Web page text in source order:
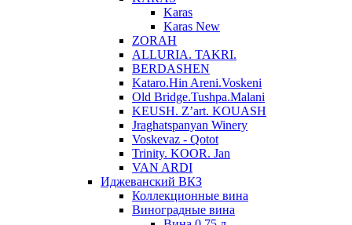
Karas
Karas New
ZORAH
ALLURIA. TAKRI.
BERDASHEN
Kataro.Hin Areni.Voskeni
Old Bridge.Tushpa.Malani
KEUSH. Z’art. KOUASH
Jraghatspanyan Winery
Voskevaz - Qotot
Trinity. KOOR. Jan
VAN ARDI
Иджеванский ВКЗ
Коллекционные вина
Виноградные вина